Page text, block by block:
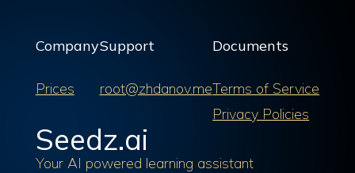
Company
Prices
Support
root@zhdanov.me
Documents
Terms of Service
Privacy Policies
Seedz.ai
Your AI powered learning assistant